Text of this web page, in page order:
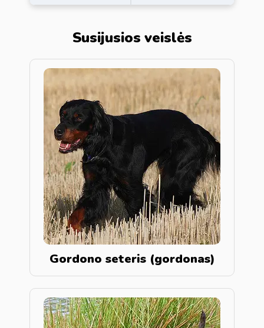
Susijusios veislės
Gordono seteris (gordonas)